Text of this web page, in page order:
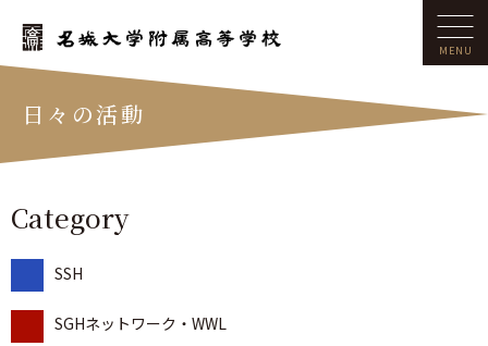
日々の活動
Category
SSH
SGHネットワーク・WWL